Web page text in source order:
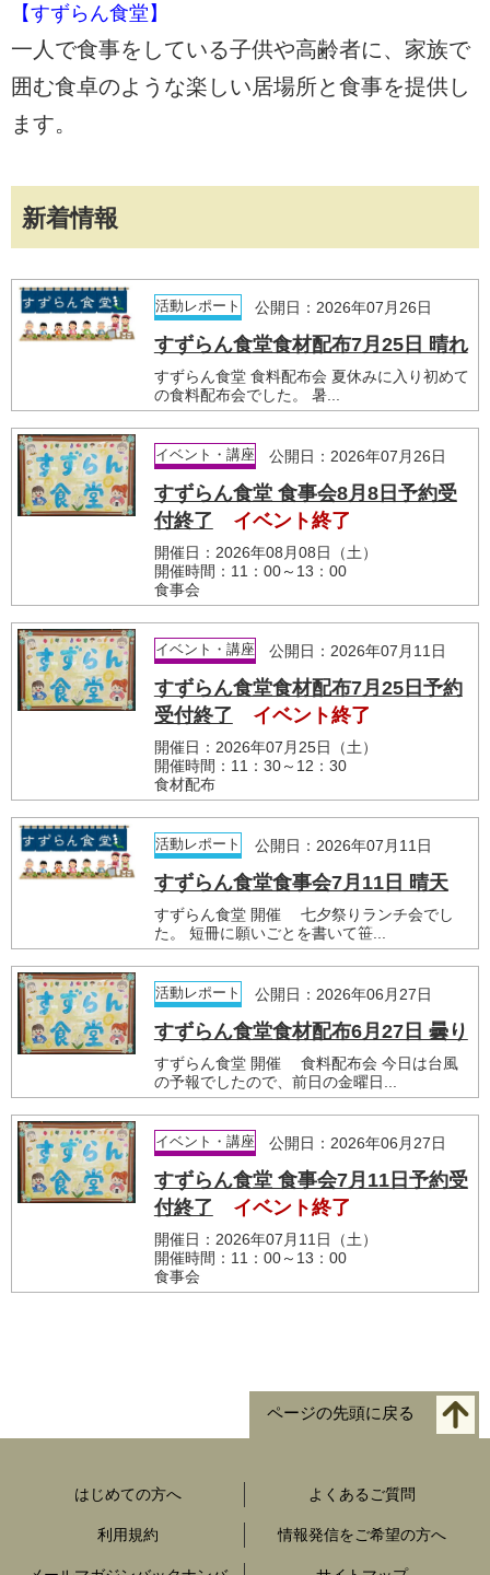
【すずらん食堂】
一人で食事をしている子供や高齢者に、家族で
囲む食卓のような楽しい居場所と食事を提供し
ます。
新着情報
活動レポート 公開日：2026年07月26日
すずらん食堂食材配布7月25日 晴れ
すずらん食堂 食料配布会 夏休みに入り初めて
の食料配布会でした。 暑...
イベント・講座 公開日：2026年07月26日
すずらん食堂 食事会8月8日予約受
付終了
イベント終了
開催日：2026年08月08日（土）
開催時間：11：00～13：00
食事会
イベント・講座 公開日：2026年07月11日
すずらん食堂食材配布7月25日予約
受付終了
イベント終了
開催日：2026年07月25日（土）
開催時間：11：30～12：30
食材配布
活動レポート 公開日：2026年07月11日
すずらん食堂食事会7月11日 晴天
すずらん食堂 開催 七夕祭りランチ会でし
た。 短冊に願いごとを書いて笹...
活動レポート 公開日：2026年06月27日
すずらん食堂食材配布6月27日 曇り
すずらん食堂 開催 食料配布会 今日は台風
の予報でしたので、前日の金曜日...
イベント・講座 公開日：2026年06月27日
すずらん食堂 食事会7月11日予約受
付終了
イベント終了
開催日：2026年07月11日（土）
開催時間：11：00～13：00
食事会
ページの先頭に戻る
はじめての方へ よくあるご質問
利用規約 情報発信をご希望の方へ